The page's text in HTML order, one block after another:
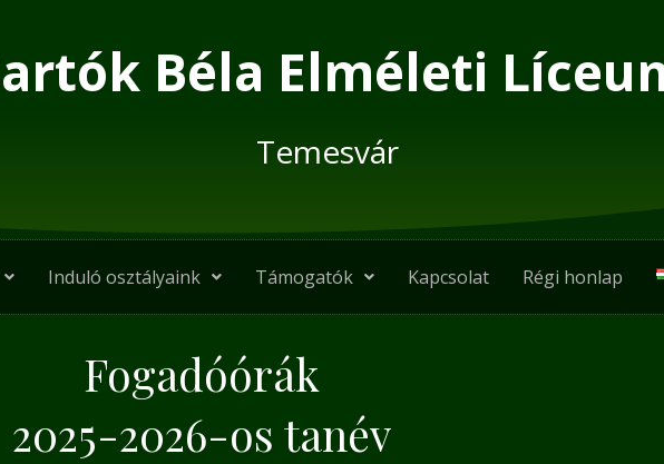
Béla Elméleti
Temesvár
Induló osztályaink Támogatók Kapcsolat Régi honlap
Fogadóórák
2025-2026-os tanév